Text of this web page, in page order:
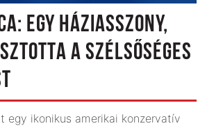
EGY HÁZIASSZONY,
A SZÉLSŐSÉGES
egy ikonikus amerikai konzervatív